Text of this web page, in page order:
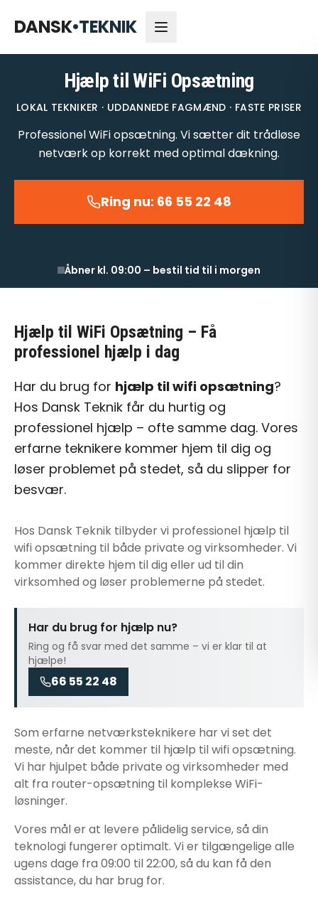
DANSK•TEKNIK
Åbner kl. 09:00
Hjælp til WiFi Opsætning
LOKAL TEKNIKER · UDDANNEDE FAGMÆND · FASTE PRISER
Professionel WiFi opsætning. Vi sætter dit trådløse
netværk op korrekt med optimal dækning.
Ring nu: 66 55 22 48
Åbner kl. 09:00 – bestil tid til i morgen
Hjælp til WiFi Opsætning – Få
professionel hjælp i dag
Har du brug for hjælp til wifi opsætning?
Hos Dansk Teknik får du hurtig og
professionel hjælp – ofte samme dag. Vores
erfarne teknikere kommer hjem til dig og
løser problemet på stedet, så du slipper for
besvær.
Hos Dansk Teknik tilbyder vi professionel hjælp til
wifi opsætning til både private og virksomheder. Vi
kommer direkte hjem til dig eller ud til din
virksomhed og løser problemerne på stedet.
Har du brug for hjælp nu?
Ring og få svar med det samme – vi er klar til at
hjælpe!
66 55 22 48
Som erfarne netværksteknikere har vi set det
meste, når det kommer til hjælp til wifi opsætning.
Vi har hjulpet både private og virksomheder med
alt fra router-opsætning til komplekse WiFi-
løsninger.
Vores mål er at levere pålidelig service, så din
teknologi fungerer optimalt. Vi er tilgængelige alle
ugens dage fra 09:00 til 22:00, så du kan få den
assistance, du har brug for.